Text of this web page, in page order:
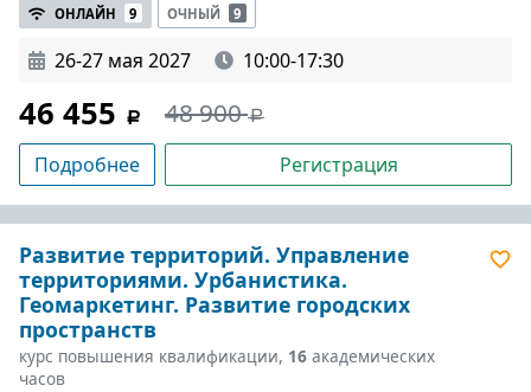
ОНЛАЙН 9 ОЧНЫЙ 9
26-27 мая 2027 10:00-17:30
46 455 48 900
Подробнее Регистрация
Развитие территорий. Управление
территориями. Урбанистика.
Геомаркетинг. Развитие городских
пространств
курс повышения квалификации, 16 академических
часов